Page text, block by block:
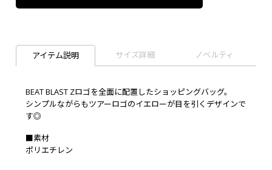
アイテム説明 サイズ詳細 ノベルティ
BEAT BLAST Zロゴを全面に配置したショッピングバッグ。
シンプルながらもツアーロゴのイエローが目を引くデザインで
す◎
■素材
ポリエチレン